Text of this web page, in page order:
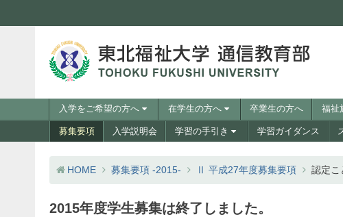
訪問者別メニュー
コンテンツへスキップ入学をご希望の方へ 在学生の方へ 卒業生の方へ 福祉
メニュー募集要項 入学説明会 学習の手引き 学習ガイダンス
HOME 募集要項 -2015- Ⅱ 平成27年度募集要項 認定こ
2015年度学生募集は終了しました。